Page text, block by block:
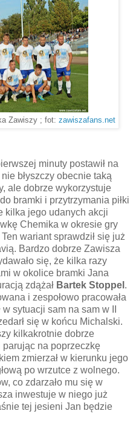
Zawiszy ; fot: zawiszafans.net
minuty postawił na
nie błyszczy obecnie taką
ale dobrze wykorzystuje
bramki i przytrzymania piłki
kilka jego udanych akcji
Chemika w okresie gry
wariant sprawdził się już
Bardzo dobrze Zawisza
się, że kilka razy
w okolice bramki Jana
zdążał Bartek Stoppel .
i zespołowo pracowała
sytuacji sam na sam w II
się w końcu Michalski.
kilkakrotnie dobrze
parując na poprzeczkę
zmierzał w kierunku jego
po wrzutce z wolnego.
co zdarzało mu się w
inwestuje w niego już
tej jesieni Jan będzie